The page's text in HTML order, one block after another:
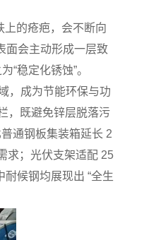
上的疮疤，会不断向
面会主动形成一层致
“稳定化锈蚀”。
，成为节能环保与功
，既避免锌层脱落污
通钢板集装箱延长 2
求；​光伏支架适配 25
候钢均展现出 “全生